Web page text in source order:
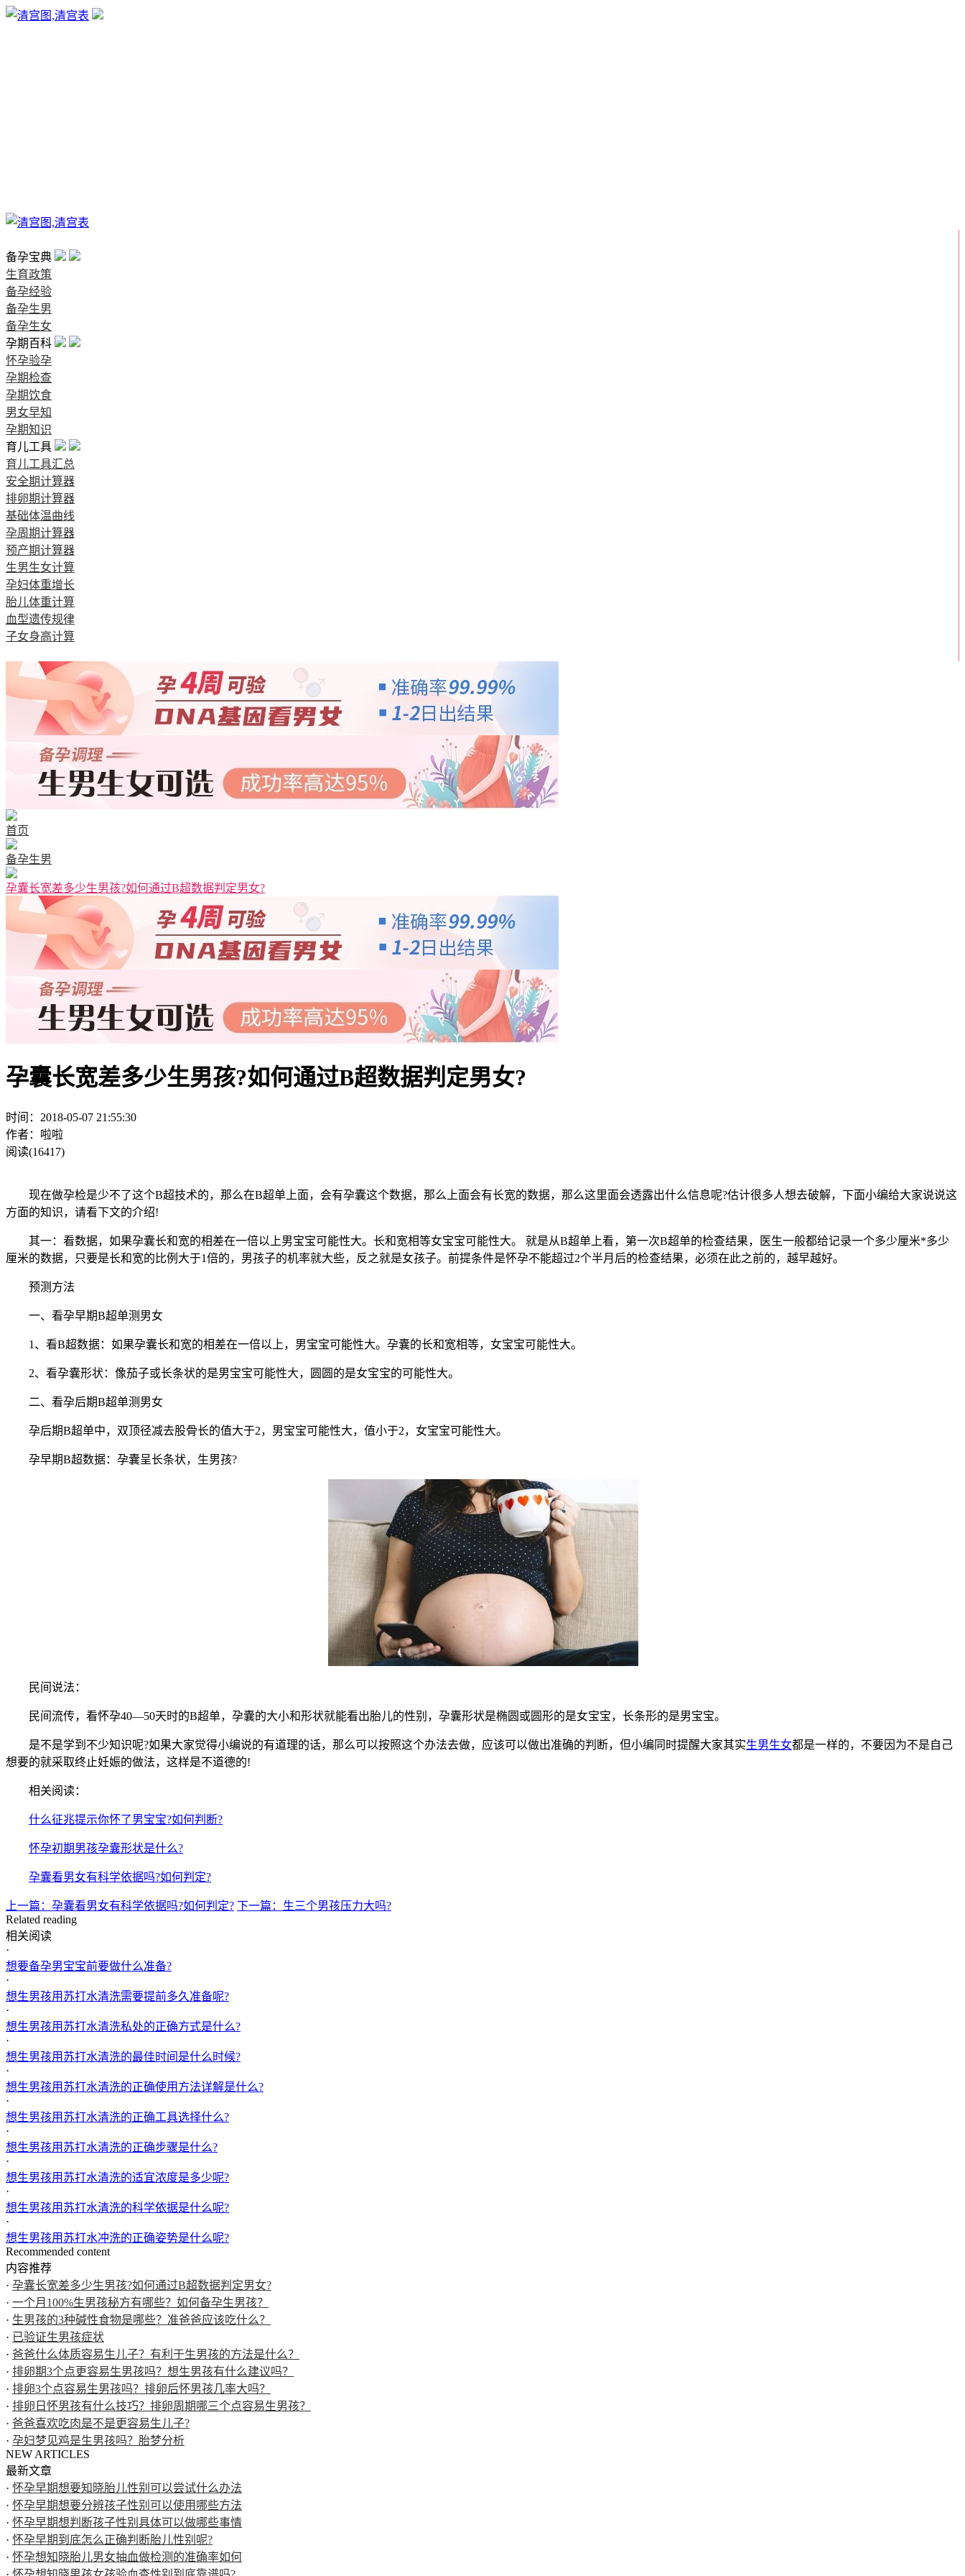
备孕宝典
生育政策
备孕经验
备孕生男
备孕生女
孕期百科
怀孕验孕
孕期检查
孕期饮食
男女早知
孕期知识
育儿工具
育儿工具汇总
安全期计算器
排卵期计算器
基础体温曲线
孕周期计算器
预产期计算器
生男生女计算
孕妇体重增长
胎儿体重计算
血型遗传规律
子女身高计算
首页
备孕生男
孕囊长宽差多少生男孩?如何通过B超数据判定男女?
孕囊长宽差多少生男孩?如何通过B超数据判定男女?
时间：2018-05-07 21:55:30
作者：啦啦
阅读(16417)
现在做孕检是少不了这个B超技术的，那么在B超单上面，会有孕囊这个数据，那么上面会有长宽的数据，那么这里面会透露出什么信息呢?估计很多人想去破解，下面小编给大家说说这
方面的知识，请看下文的介绍!
其一：看数据，如果孕囊长和宽的相差在一倍以上男宝宝可能性大。长和宽相等女宝宝可能性大。 就是从B超单上看，第一次B超单的检查结果，医生一般都给记录一个多少厘米*多少
厘米的数据，只要是长和宽的比例大于1倍的，男孩子的机率就大些，反之就是女孩子。前提条件是怀孕不能超过2个半月后的检查结果，必须在此之前的，越早越好。
预测方法
一、看孕早期B超单测男女
1、看B超数据：如果孕囊长和宽的相差在一倍以上，男宝宝可能性大。孕囊的长和宽相等，女宝宝可能性大。
2、看孕囊形状：像茄子或长条状的是男宝宝可能性大，圆圆的是女宝宝的可能性大。
二、看孕后期B超单测男女
孕后期B超单中，双顶径减去股骨长的值大于2，男宝宝可能性大，值小于2，女宝宝可能性大。
孕早期B超数据：孕囊呈长条状，生男孩?
民间说法：
民间流传，看怀孕40—50天时的B超单，孕囊的大小和形状就能看出胎儿的性别，孕囊形状是椭圆或圆形的是女宝宝，长条形的是男宝宝。
是不是学到不少知识呢?如果大家觉得小编说的有道理的话，那么可以按照这个办法去做，应该可以做出准确的判断，但小编同时提醒大家其实生男生女都是一样的，不要因为不是自己
想要的就采取终止妊娠的做法，这样是不道德的!
相关阅读：
什么征兆提示你怀了男宝宝?如何判断?
怀孕初期男孩孕囊形状是什么?
孕囊看男女有科学依据吗?如何判定?
上一篇：孕囊看男女有科学依据吗?如何判定? 下一篇：生三个男孩压力大吗?
Related reading
相关阅读
·
想要备孕男宝宝前要做什么准备?
·
想生男孩用苏打水清洗需要提前多久准备呢?
·
想生男孩用苏打水清洗私处的正确方式是什么?
·
想生男孩用苏打水清洗的最佳时间是什么时候?
·
想生男孩用苏打水清洗的正确使用方法详解是什么?
·
想生男孩用苏打水清洗的正确工具选择什么?
·
想生男孩用苏打水清洗的正确步骤是什么?
·
想生男孩用苏打水清洗的适宜浓度是多少呢?
·
想生男孩用苏打水清洗的科学依据是什么呢?
·
想生男孩用苏打水冲洗的正确姿势是什么呢?
Recommended content
内容推荐
· 孕囊长宽差多少生男孩?如何通过B超数据判定男女?
· 一个月100%生男孩秘方有哪些？如何备孕生男孩？
· 生男孩的3种碱性食物是哪些？准爸爸应该吃什么？
· 已验证生男孩症状
· 爸爸什么体质容易生儿子？有利于生男孩的方法是什么？
· 排卵期3个点更容易生男孩吗？想生男孩有什么建议吗？
· 排卵3个点容易生男孩吗？排卵后怀男孩几率大吗？
· 排卵日怀男孩有什么技巧？排卵周期哪三个点容易生男孩？
· 爸爸喜欢吃肉是不是更容易生儿子?
· 孕妇梦见鸡是生男孩吗？胎梦分析
NEW ARTICLES
最新文章
· 怀孕早期想要知晓胎儿性别可以尝试什么办法
· 怀孕早期想要分辨孩子性别可以使用哪些方法
· 怀孕早期想判断孩子性别具体可以做哪些事情
· 怀孕早期到底怎么正确判断胎儿性别呢?
· 怀孕想知晓胎儿男女抽血做检测的准确率如何